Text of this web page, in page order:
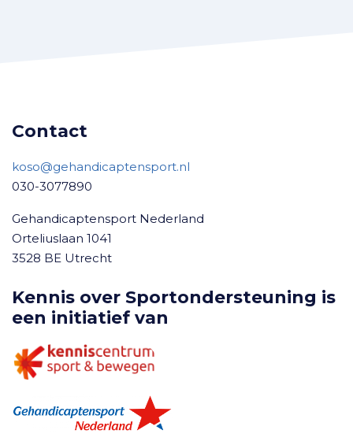
Contact
koso@gehandicaptensport.nl
030-3077890
Gehandicaptensport Nederland
Orteliuslaan 1041
3528 BE Utrecht
Kennis over Sportondersteuning is
een initiatief van